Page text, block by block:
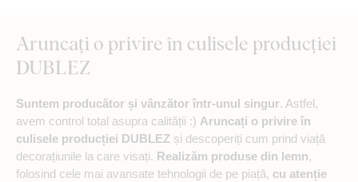
Aruncați o privire în culisele producției
DUBLEZ
Suntem producător și vânzător într-unul singur. Astfel,
avem control total asupra calității :) Aruncați o privire în
culisele producției DUBLEZ și descoperiți cum prind viață
decorațiunile la care visați. Realizăm produse din lemn,
folosind cele mai avansate tehnologii de pe piață, cu atenție